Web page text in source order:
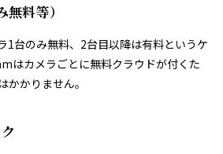
料等）
1台のみ無料、2台目以降は有料というケ
はカメラごとに無料クラウドが付くた
かかりません。